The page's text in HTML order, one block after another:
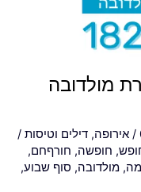
מולדובה
/ אירופה, דילים וטיסות /
, חופשה, חורףחם,
, מולדובה, סוף שבוע,